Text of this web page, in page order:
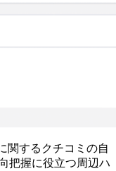
関するクチコミの自
把握に役立つ周辺ハ